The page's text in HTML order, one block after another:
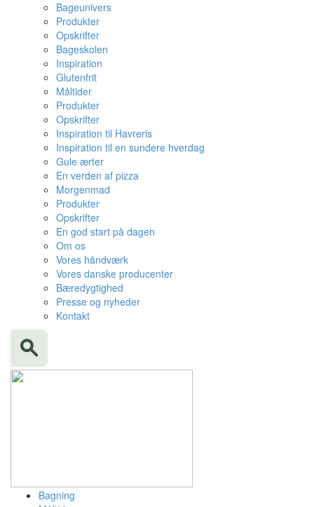
Bageunivers
Produkter
Opskrifter
Bageskolen
Inspiration
Glutenfrit
Måltider
Produkter
Opskrifter
Inspiration til Havreris
Inspiration til en sundere hverdag
Gule ærter
En verden af pizza
Morgenmad
Produkter
Opskrifter
En god start på dagen
Om os
Vores håndværk
Vores danske producenter
Bæredygtighed
Presse og nyheder
Kontakt
Bagning